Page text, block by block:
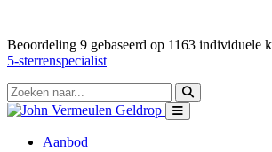
Beoordeling 9 gebaseerd op 1163 individuele
5-sterrenspecialist
Aanbod